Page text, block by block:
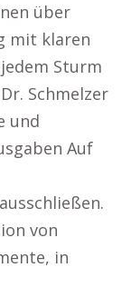
über
mit klaren
Sturm
Schmelzer
und
Auf
von
in